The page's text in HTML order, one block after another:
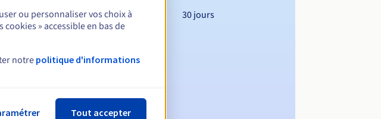
30 jours
nom de domaine
ou personnaliser vos choix à
» accessible en bas de
notre politique d'informations
Tout accepter